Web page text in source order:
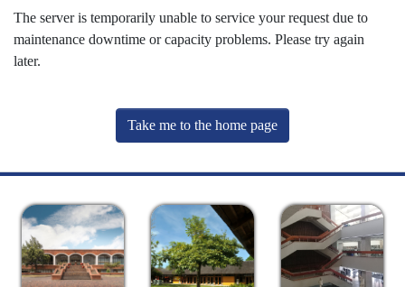
The server is temporarily unable to service your request due to
maintenance downtime or capacity problems. Please try again
later.
Take me to the home page